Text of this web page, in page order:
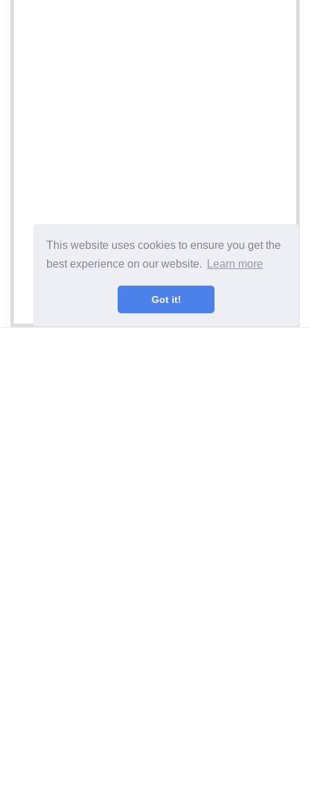
This website uses cookies to ensure you get the
best experience on our website.
Learn more
Got it!